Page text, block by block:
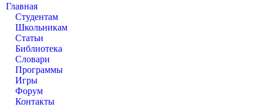
Главная
Студентам
Школьникам
Статьи
Библиотека
Словари
Программы
Игры
Форум
Контакты